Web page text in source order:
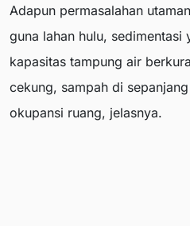
Adapun permasalahan
guna lahan hulu, sedimentasi
kapasitas tampung air
cekung, sampah di
okupansi ruang, jelasnya.